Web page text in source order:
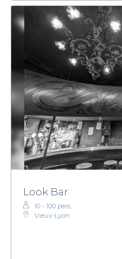
Look Bar
10 - 100 pers.
Vieux-Lyon